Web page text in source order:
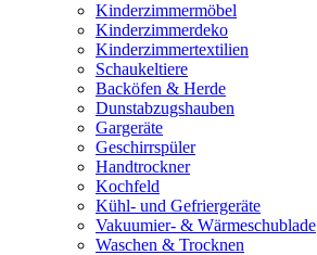
Kinderzimmermöbel
Kinderzimmerdeko
Kinderzimmertextilien
Schaukeltiere
Backöfen & Herde
Dunstabzugshauben
Gargeräte
Geschirrspüler
Handtrockner
Kochfeld
Kühl- und Gefriergeräte
Vakuumier- & Wärmeschublade
Waschen & Trocknen